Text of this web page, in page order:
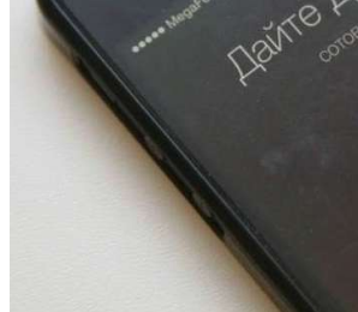
12:39
Сладкий праздник в
парке прошёл фестиваль
Волгоградские компании
заключены контракты на 3,6